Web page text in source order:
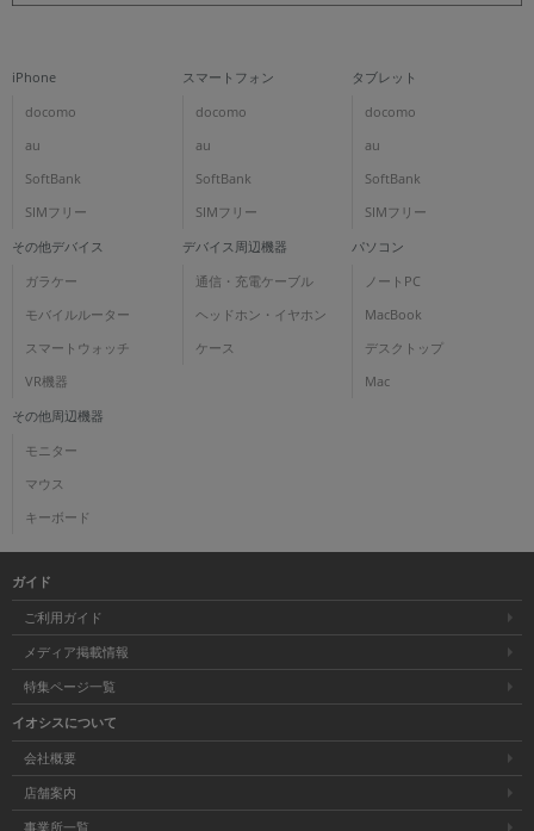
iPhone
docomo
au
SoftBank
SIMフリー
スマートフォン
docomo
au
SoftBank
SIMフリー
タブレット
docomo
au
SoftBank
SIMフリー
その他デバイス
ガラケー
モバイルルーター
スマートウォッチ
VR機器
デバイス周辺機器
通信・充電ケーブル
ヘッドホン・イヤホン
ケース
パソコン
ノートPC
MacBook
デスクトップ
Mac
その他周辺機器
モニター
マウス
キーボード
ガイド
ご利用ガイド
メディア掲載情報
特集ページ一覧
イオシスについて
会社概要
店舗案内
事業所一覧